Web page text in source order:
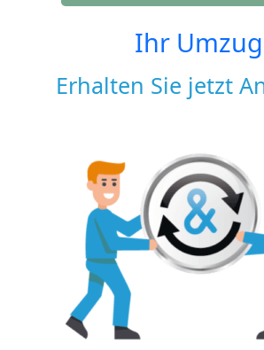
Ihr Umzug
Erhalten Sie jetzt